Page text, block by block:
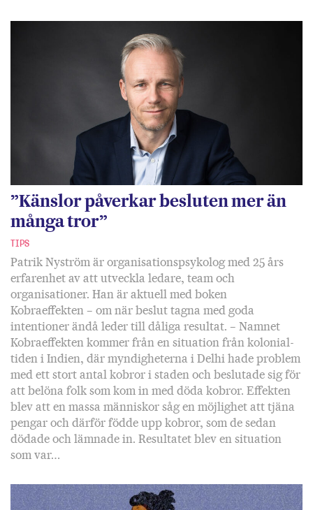
”Känslor påverkar besluten mer än
många tror”
TIPS
Patrik Nyström är organisationspsykolog med 25 års
erfarenhet av att utveckla ledare, team och
organisationer. Han är aktuell med boken
Kobraeffekten – om när beslut tagna med goda
intentioner ändå leder till dåliga resultat. – Namnet
Kobraeffekten kommer från en situation från kolonial­
tiden i Indien, där myndigheterna i Delhi hade problem
med ett stort antal kobror i staden och beslutade sig för
att belöna folk som kom in med döda kobror. Effekten
blev att en massa människor såg en möjlighet att tjäna
pengar och därför födde upp kobror, som de sedan
dödade och lämnade in. Resultatet blev en situation
som var…